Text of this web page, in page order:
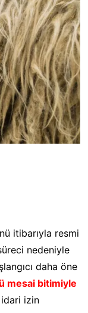
itibarıyla resmi
nedeniyle
daha öne
mesai bitimiyle
izin